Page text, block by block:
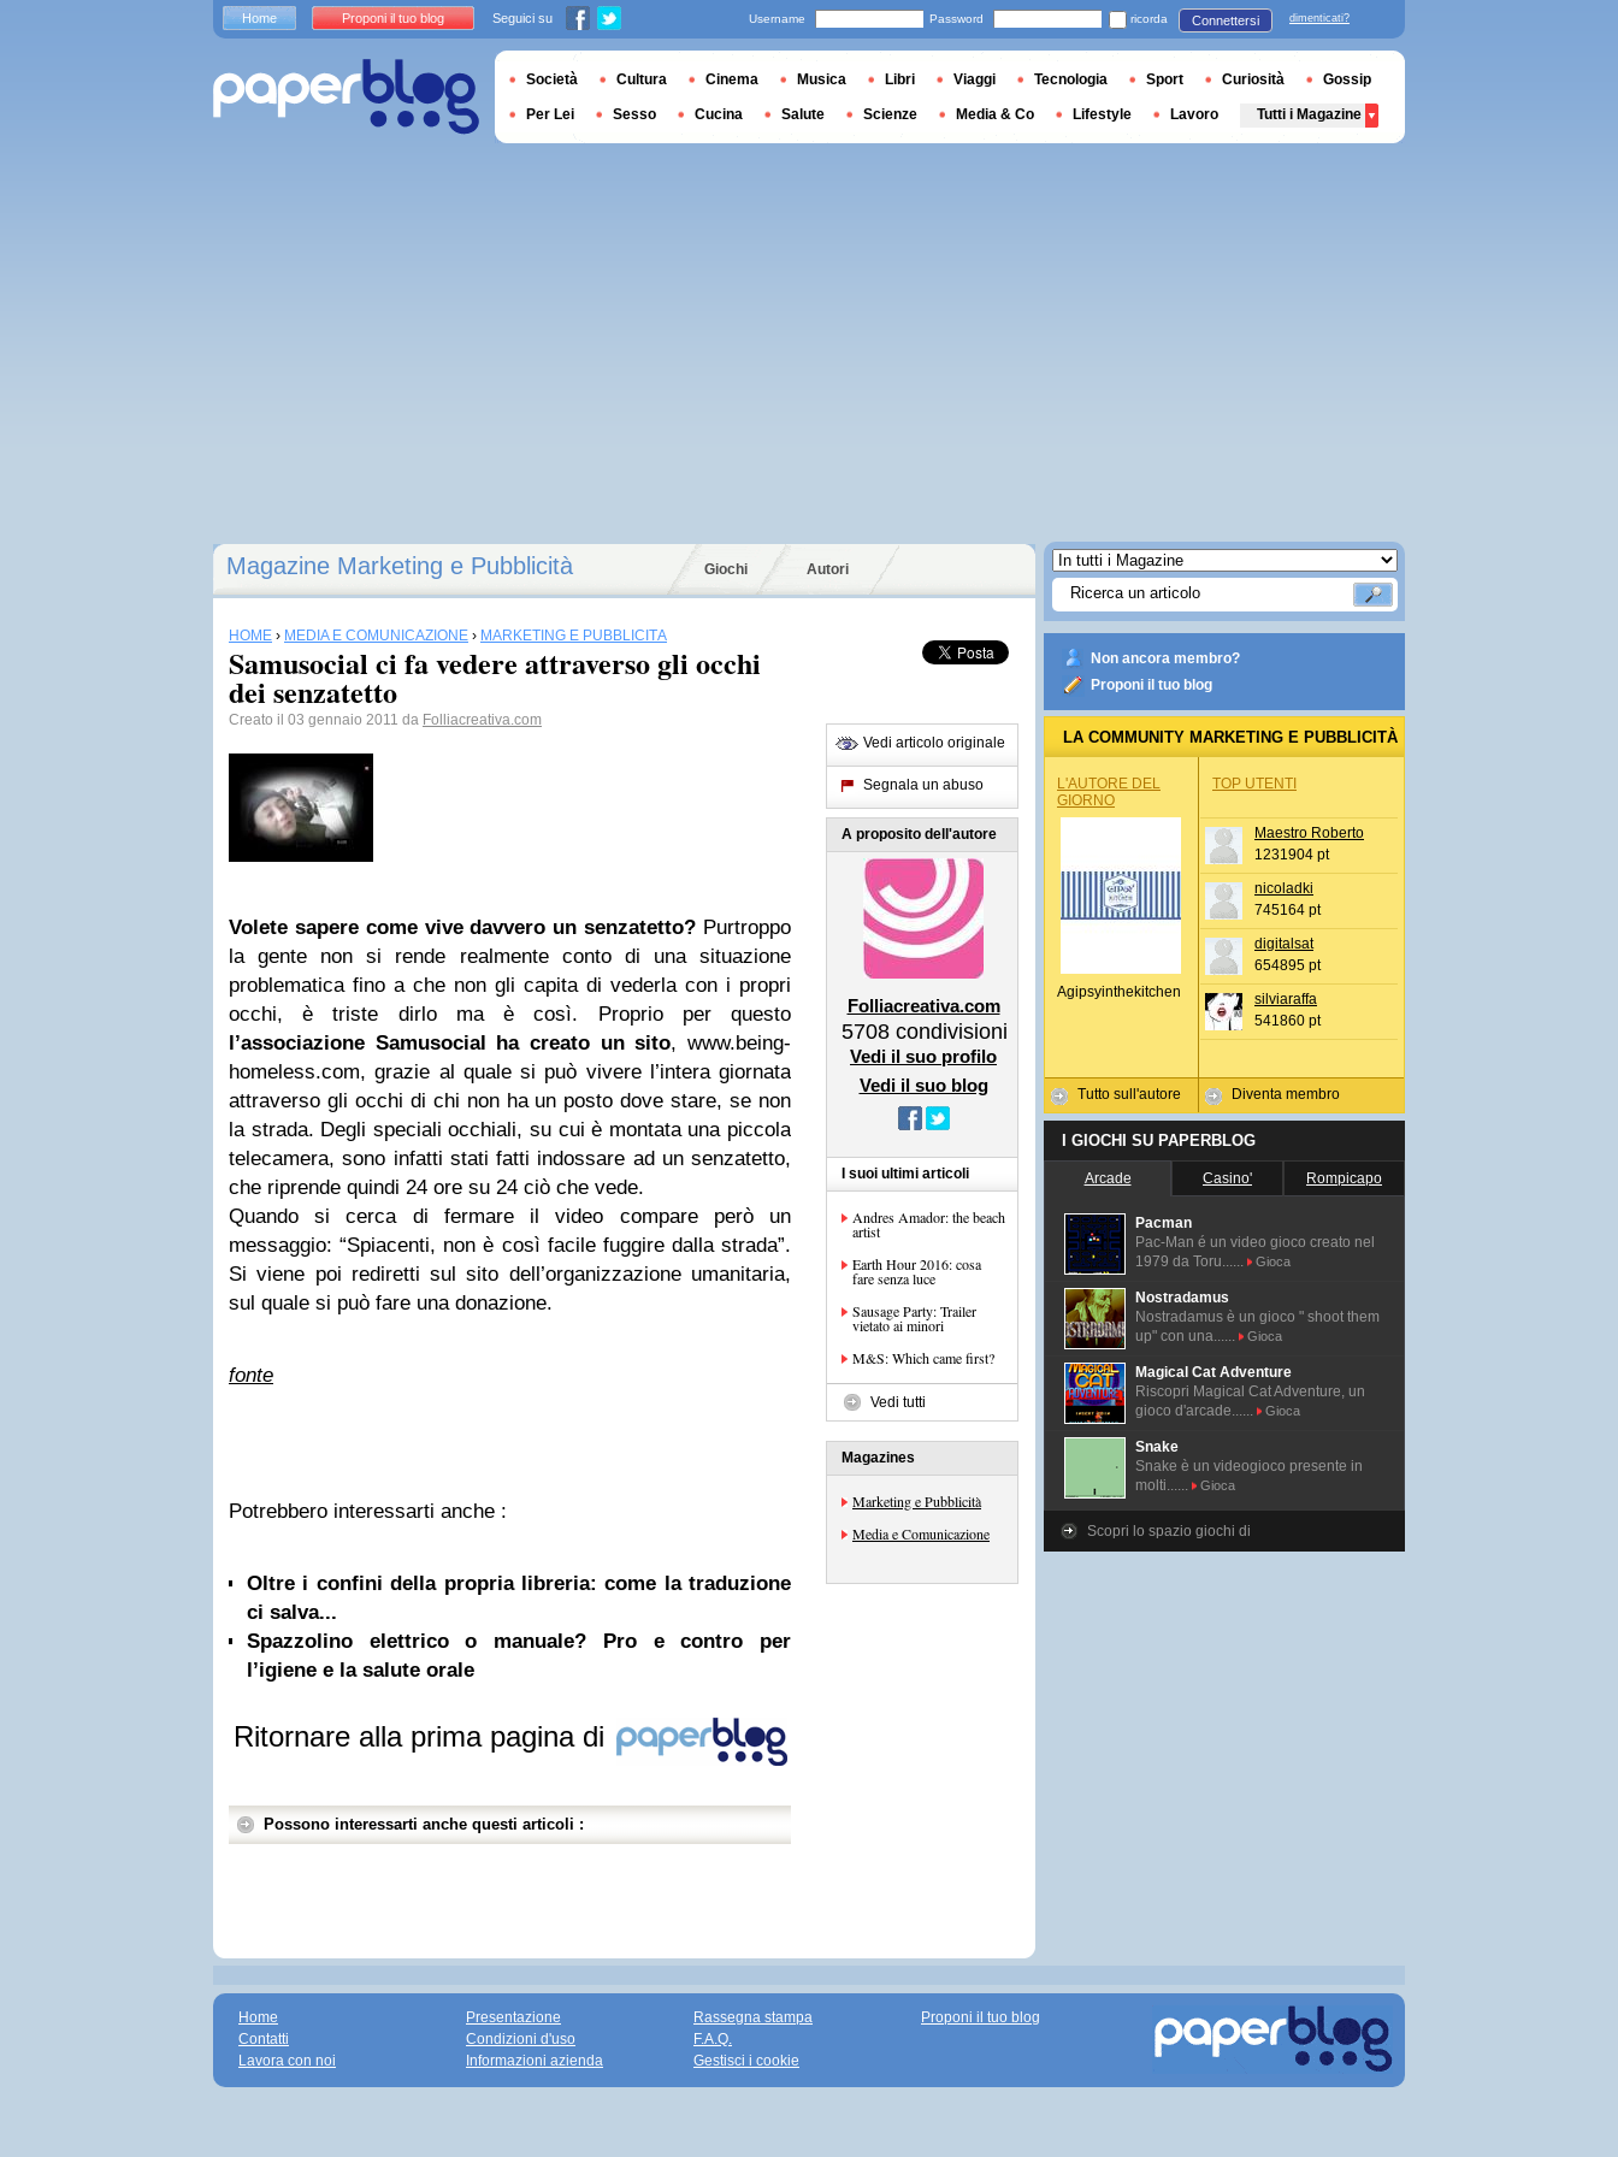
Magazine Marketing e Pubblicità Giochi Autori
HOME › MEDIA E COMUNICAZIONE › MARKETING E PUBBLICITÀ
Samusocial ci fa vedere attraverso gli occhi
dei senzatetto
Creato il 03 gennaio 2011 da Folliacreativa.com
Volete sapere come vive davvero un senzatetto? Purtroppo
la gente non si rende realmente conto di una situazione
problematica fino a che non gli capita di vederla con i propri
occhi, è triste dirlo ma è così. Proprio per questo
l’associazione Samusocial ha creato un sito, www.being-
homeless.com, grazie al quale si può vivere l’intera giornata
attraverso gli occhi di chi non ha un posto dove stare, se non
la strada. Degli speciali occhiali, su cui è montata una piccola
telecamera, sono infatti stati fatti indossare ad un senzatetto,
che riprende quindi 24 ore su 24 ciò che vede.
Quando si cerca di fermare il video compare però un
messaggio: “Spiacenti, non è così facile fuggire dalla strada”.
Si viene poi rediretti sul sito dell’organizzazione umanitaria,
sul quale si può fare una donazione.
fonte
Potrebbero interessarti anche :
Oltre i confini della propria libreria: come la traduzione
ci salva...
Spazzolino elettrico o manuale? Pro e contro per
l’igiene e la salute orale
Ritornare alla prima pagina di
Possono interessarti anche questi articoli :
Vedi articolo originale
Segnala un abuso
A proposito dell'autore
Folliacreativa.com
5708 condivisioni
Vedi il suo profilo
Vedi il suo blog
I suoi ultimi articoli
Andres Amador: the beach
artist
Earth Hour 2016: cosa
fare senza luce
Sausage Party: Trailer
vietato ai minori
M&S: Which came first?
Vedi tutti
Magazines
Marketing e Pubblicità
Media e Comunicazione
Non ancora membro?
Proponi il tuo blog
LA COMMUNITY MARKETING E PUBBLICITÀ
L'AUTORE DEL
GIORNO
Agipsyinthekitchen
Tutto sull'autore
TOP UTENTI
Maestro Roberto
1231904 pt
nicoladki
745164 pt
digitalsat
654895 pt
silviaraffa
541860 pt
Diventa membro
I GIOCHI SU PAPERBLOG
Arcade Casino' Rompicapo
Pacman
Pac-Man é un video gioco creato nel
1979 da Toru......
Gioca
Nostradamus
Nostradamus è un gioco " shoot them
up" con una......
Gioca
Magical Cat Adventure
Riscopri Magical Cat Adventure, un
gioco d'arcade......
Gioca
Snake
Snake è un videogioco presente in
molti......
Gioca
Scopri lo spazio giochi di
Home Proponi il tuo blog Seguici su Username Password ricorda Connettersi dimenticati?
Società Cultura Cinema Musica Libri Viaggi Tecnologia Sport Curiosità Gossip
Per Lei Sesso Cucina Salute Scienze Media & Co Lifestyle Lavoro Tutti i Magazine
Home
Contatti
Lavora con noi
Presentazione
Condizioni d'uso
Informazioni azienda
Rassegna stampa
F.A.Q.
Gestisci i cookie
Proponi il tuo blog